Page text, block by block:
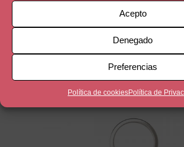
Acepto
Denegado
Preferencias
Política de cookiesPolítica de
Productos